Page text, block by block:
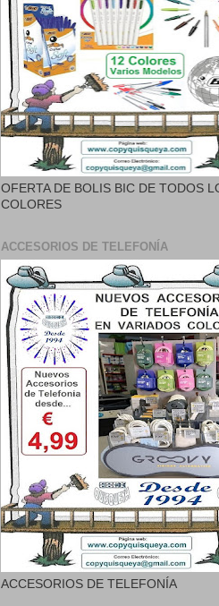
OFERTA DE BOLIS BIC DE TODOS
COLORES
ACCESORIOS DE TELEFONÍA
ACCESORIOS DE TELEFONÍA